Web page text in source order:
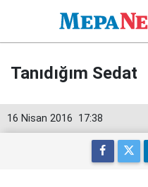
Tanıdığım Sedat
17:38
16 Nisan 2016